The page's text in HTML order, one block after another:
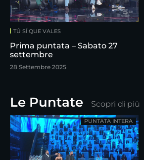
TÚ SÍ QUE VALES
Prima puntata – Sabato 27
settembre
28 Settembre 2025
Le Puntate Scopri di più
PUNTATA INTERA